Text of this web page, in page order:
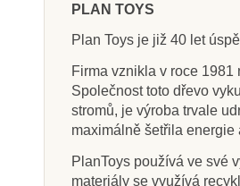
PLAN TOYS
Plan Toys je již 40 let
Firma vznikla v roce
Společnost toto dřevo
stromů, je výroba trvale
maximálně šetřila
PlanToys používá ve své
materiály se využívá